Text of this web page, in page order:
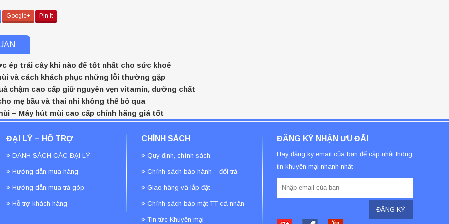
Google+ Pin It
ép trái cây khi nào để tốt nhất cho sức khoẻ
và cách khách phục những lỗi thường gặp
chậm cao cấp giữ nguyên vẹn vitamin, dưỡng chất
mẹ bầu và thai nhi không thể bỏ qua
– Máy hút mùi cao cấp chính hãng giá tốt
ĐẠI LÝ – HỖ TRỢ
DANH SÁCH CÁC ĐẠI LÝ
Hướng dẫn mua hàng
Hướng dẫn mua trả góp
Hỗ trợ khách hàng
CHÍNH SÁCH
Quy định, chính sách
Chính sách bảo hành – đổi trả
Giao hàng và lắp đặt
Chính sách bảo mật TT cá nhân
Tin tức Khuyến mại
ĐĂNG KÝ NHẬN ƯU ĐÃI
Hãy đăng ký email của bạn để cập nhật thông
tin khuyến mại nhanh nhất